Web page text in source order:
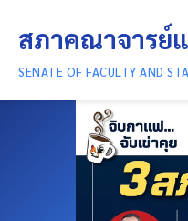
สภาคณาจารย์
SENATE OF FACULTY AND